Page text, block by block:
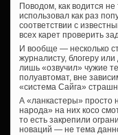
Поводом, как водится
использовал как раз
соответствии с
всех карет проверить
И вообще — несколько
журналисту, блогеру
лишь «озвучил» чужие
полуавтомат, вне
«система Сайга»
А «ланкастеры» просто
народа» на них косо
то есть закрепили
новаций — не тема